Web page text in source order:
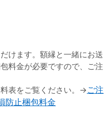
けます。額縁と一緒にお送
料金が必要ですので、ご注
表をご覧ください。→ご注
防止梱包料金